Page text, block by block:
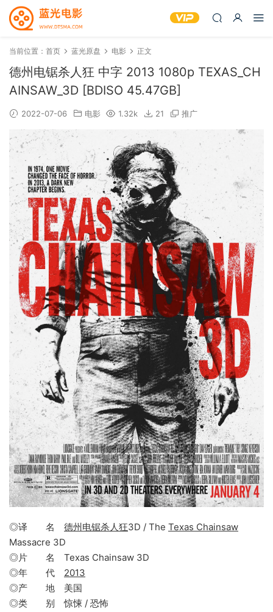
当前位置： 首页 蓝光原盘 电影 正文
德州电锯杀人狂 中字 2013 1080p TEXAS_CH
AINSAW_3D [BDISO 45.47GB]
2022-07-06 电影 1.32k 21 推广
◎译 名 德州电锯杀人狂3D / The Texas Chainsaw
Massacre 3D
◎片 名 Texas Chainsaw 3D
◎年 代 2013
◎产 地 美国
◎类 别 惊悚 / 恐怖